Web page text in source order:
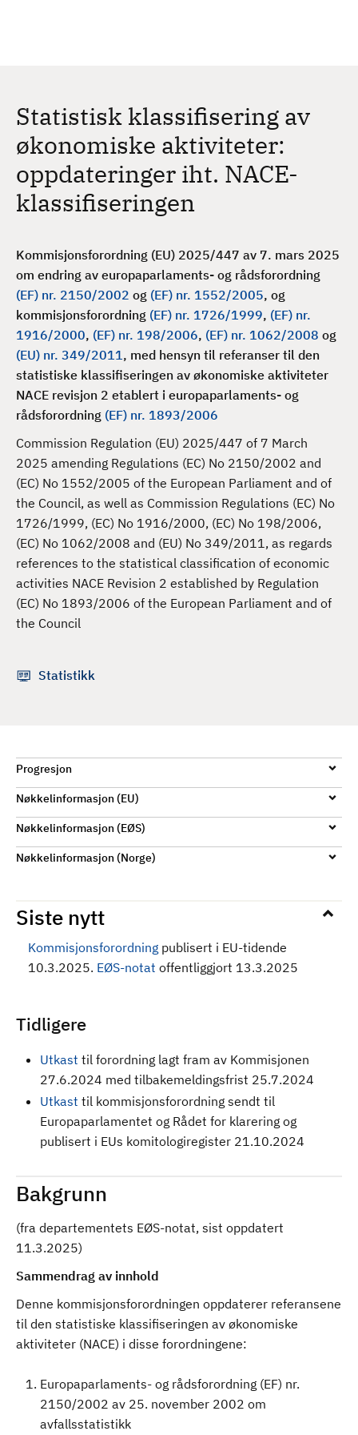
Statistisk klassifisering av
økonomiske aktiviteter:
oppdateringer iht. NACE-
klassifiseringen
Kommisjonsforordning (EU) 2025/447 av 7. mars 2025
om endring av europaparlaments- og rådsforordning
(EF) nr. 2150/2002 og (EF) nr. 1552/2005, og
kommisjonsforordning (EF) nr. 1726/1999, (EF) nr.
1916/2000, (EF) nr. 198/2006, (EF) nr. 1062/2008 og
(EU) nr. 349/2011, med hensyn til referanser til den
statistiske klassifiseringen av økonomiske aktiviteter
NACE revisjon 2 etablert i europaparlaments- og
rådsforordning (EF) nr. 1893/2006
Commission Regulation (EU) 2025/447 of 7 March
2025 amending Regulations (EC) No 2150/2002 and
(EC) No 1552/2005 of the European Parliament and of
the Council, as well as Commission Regulations (EC) No
1726/1999, (EC) No 1916/2000, (EC) No 198/2006,
(EC) No 1062/2008 and (EU) No 349/2011, as regards
references to the statistical classification of economic
activities NACE Revision 2 established by Regulation
(EC) No 1893/2006 of the European Parliament and of
the Council
Statistikk
Progresjon
Nøkkelinformasjon (EU)
Nøkkelinformasjon (EØS)
Nøkkelinformasjon (Norge)
Siste nytt
Kommisjonsforordning publisert i EU-tidende
10.3.2025. EØS-notat offentliggjort 13.3.2025
Tidligere
Utkast til forordning lagt fram av Kommisjonen
27.6.2024 med tilbakemeldingsfrist 25.7.2024
Utkast til kommisjonsforordning sendt til
Europaparlamentet og Rådet for klarering og
publisert i EUs komitologiregister 21.10.2024
Bakgrunn
(fra departementets EØS-notat, sist oppdatert
11.3.2025)
Sammendrag av innhold
Denne kommisjonsforordningen oppdaterer referansene
til den statistiske klassifiseringen av økonomiske
aktiviteter (NACE) i disse forordningene:
Europaparlaments- og rådsforordning (EF) nr.
2150/2002 av 25. november 2002 om
avfallsstatistikk